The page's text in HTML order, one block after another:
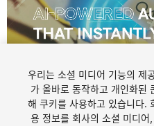
1/
우리는 소셜 미디어 기능의 제
가 올바로 동작하고 개인화된
해 쿠키를 사용하고 있습니다.
용 정보를 회사의 소셜 미디